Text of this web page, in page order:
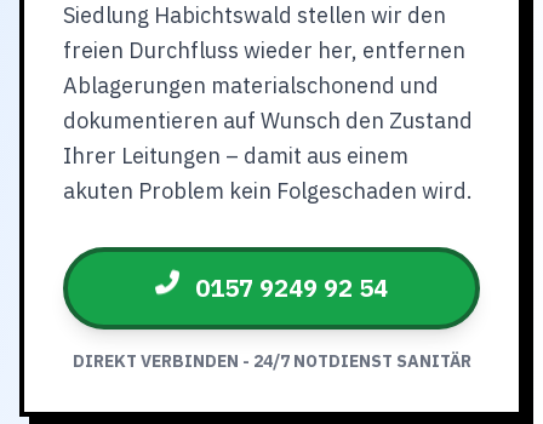
Siedlung Habichtswald stellen wir den
freien Durchfluss wieder her, entfernen
Ablagerungen materialschonend und
dokumentieren auf Wunsch den Zustand
Ihrer Leitungen – damit aus einem
akuten Problem kein Folgeschaden wird.
0157 9249 92 54
DIREKT VERBINDEN - 24/7 NOTDIENST SANITÄR